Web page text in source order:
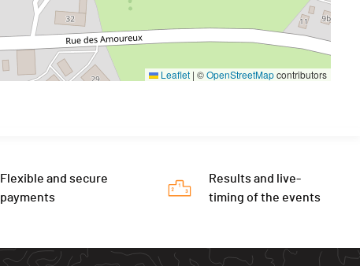
Leaflet | ©OpenStreetMapcontributors
Flexible and secure
payments
Results and live-
timing of the events